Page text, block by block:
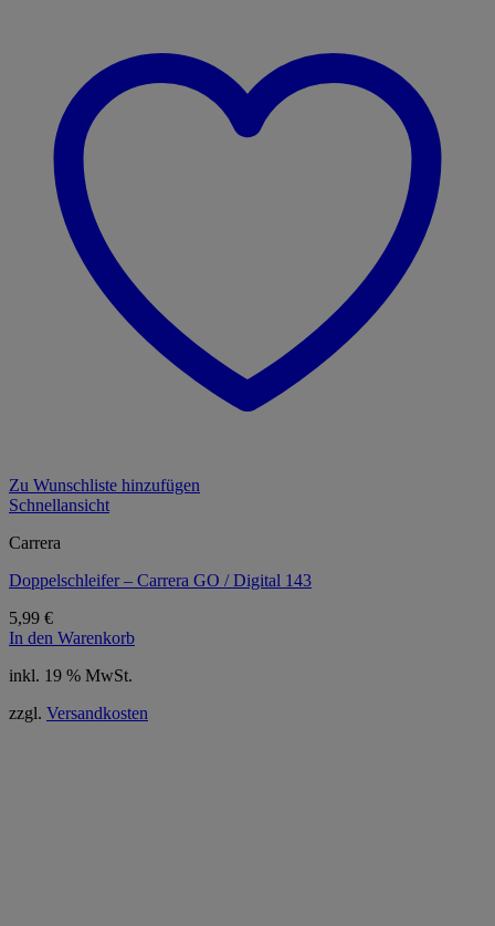
Zu Wunschliste hinzufügen
Schnellansicht
Carrera
Doppelschleifer – Carrera GO / Digital 143
5,99 €
In den Warenkorb
inkl. 19 % MwSt.
zzgl. Versandkosten